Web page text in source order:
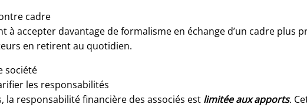
cadre
à accepter davantage de formalisme en échange d’un cadre
en retirent au quotidien.
société
les responsabilités
la responsabilité financière des associés est limitée aux apports.